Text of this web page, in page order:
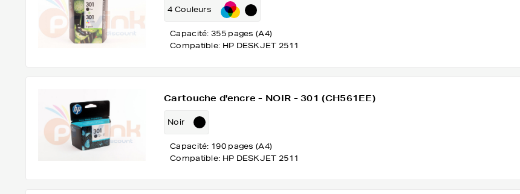
4 Couleurs
Capacité: 355 pages (A4)
Compatible: HP DESKJET 2511
Cartouche d'encre - NOIR - 301 (CH561EE)
Noir
Capacité: 190 pages (A4)
Compatible: HP DESKJET 2511